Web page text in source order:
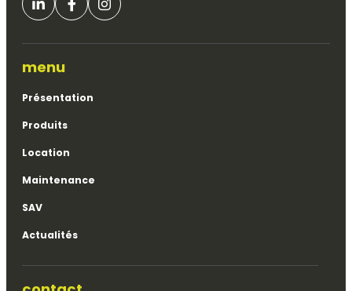
menu
Présentation
Produits
Location
Maintenance
SAV
Actualités